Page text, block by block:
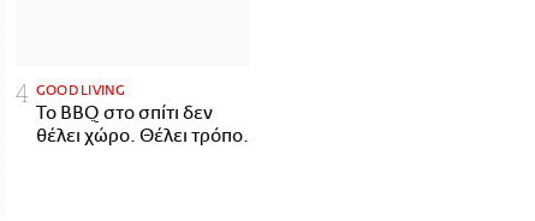
GOOD LIVING
Το BBQ στο σπίτι δεν
θέλει χώρο. Θέλει τρόπο.